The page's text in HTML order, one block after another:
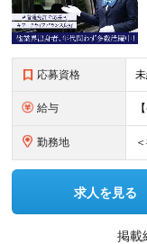
応募資格
給与
勤務地
求人を見る
掲載